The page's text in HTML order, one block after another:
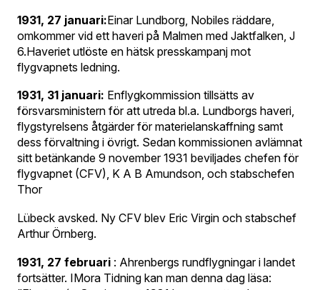
1931, 27 januari:Einar Lundborg, Nobiles räddare,
omkommer vid ett haveri på Malmen med Jaktfalken, J
6.Haveriet utlöste en hätsk presskampanj mot
flygvapnets ledning.
1931, 31 januari: Enflygkommission tillsätts av
försvarsministern för att utreda bl.a. Lundborgs haveri,
flygstyrelsens åtgärder för materielanskaffning samt
dess förvaltning i övrigt. Sedan kommissionen avlämnat
sitt betänkande 9 november 1931 beviljades chefen för
flygvapnet (CFV), K A B Amundson, och stabschefen
Thor
Lübeck avsked. Ny CFV blev Eric Virgin och stabschef
Arthur Örnberg.
1931, 27 februari : Ahrenbergs rundflygningar i landet
fortsätter. IMora Tidning kan man denna dag läsa: